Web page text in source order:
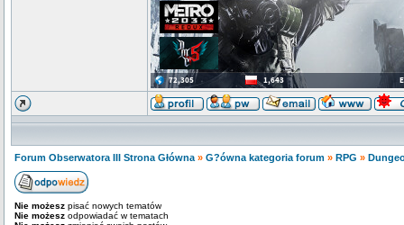
Forum Obserwatora III Strona Główna » G?ówna kategoria forum » RPG »
Nie możesz pisać nowych tematów
Nie możesz odpowiadać w tematach